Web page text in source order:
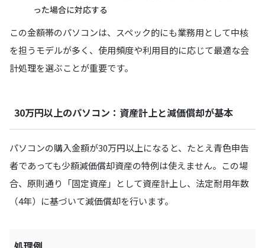
った場合に対応する
この金額帯のパソコンは、スペック的にも業務用として中核
を担うモデルが多く、使用頻度や利用目的に応じて最適な会
計処理を選ぶことが重要です。
30万円以上のパソコン：資産計上と減価償却が基本
パソコンの購入金額が30万円以上になると、たとえ青色申告
者であっても少額減価償却資産の特例は使えません。この場
合、原則通り「固定資産」として資産計上し、法定耐用年数
（4年）に基づいて減価償却を行います。